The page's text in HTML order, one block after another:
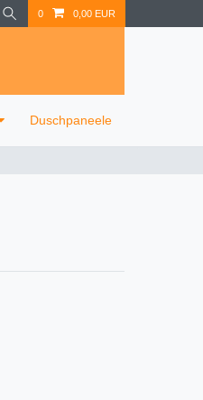
0 0,00 EUR
Duschpaneele